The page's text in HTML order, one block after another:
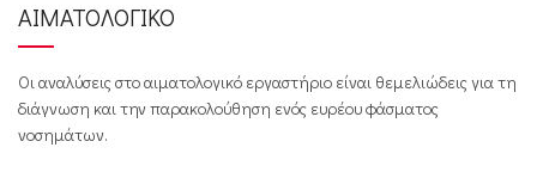
ΑΙΜΑΤΟΛΟΓΙΚΟ
Οι αναλύσεις στο αιματολογικό εργαστήριο είναι θεμελιώδεις για τη
διάγνωση και την παρακολούθηση ενός ευρέου φάσματος
νοσημάτων.